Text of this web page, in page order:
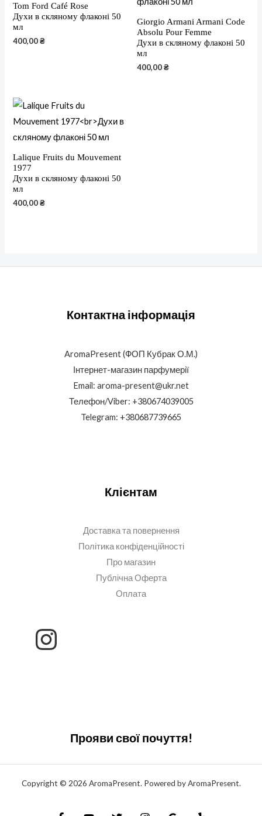
Tom Ford Café Rose
Духи в скляному флаконі 50
мл
400,00₴
Giorgio Armani Armani Code
Absolu Pour Femme
Духи в скляному флаконі 50
мл
400,00₴
Lalique Fruits du Mouvement
1977
Духи в скляному флаконі 50
мл
400,00₴
Контактна інформація
AromaPresent (ФОП Кубрак О.М.)
Інтернет-магазин парфумерії
Email: aroma-present@ukr.net
Телефон/Viber: +380674039005
Telegram: +380687739665
Клієнтам
Доставка та повернення
Політика конфіденційності
Про магазин
Публічна Оферта
Оплата
Прояви свої почуття!
Copyright © 2026 AromaPresent. Powered by AromaPresent.